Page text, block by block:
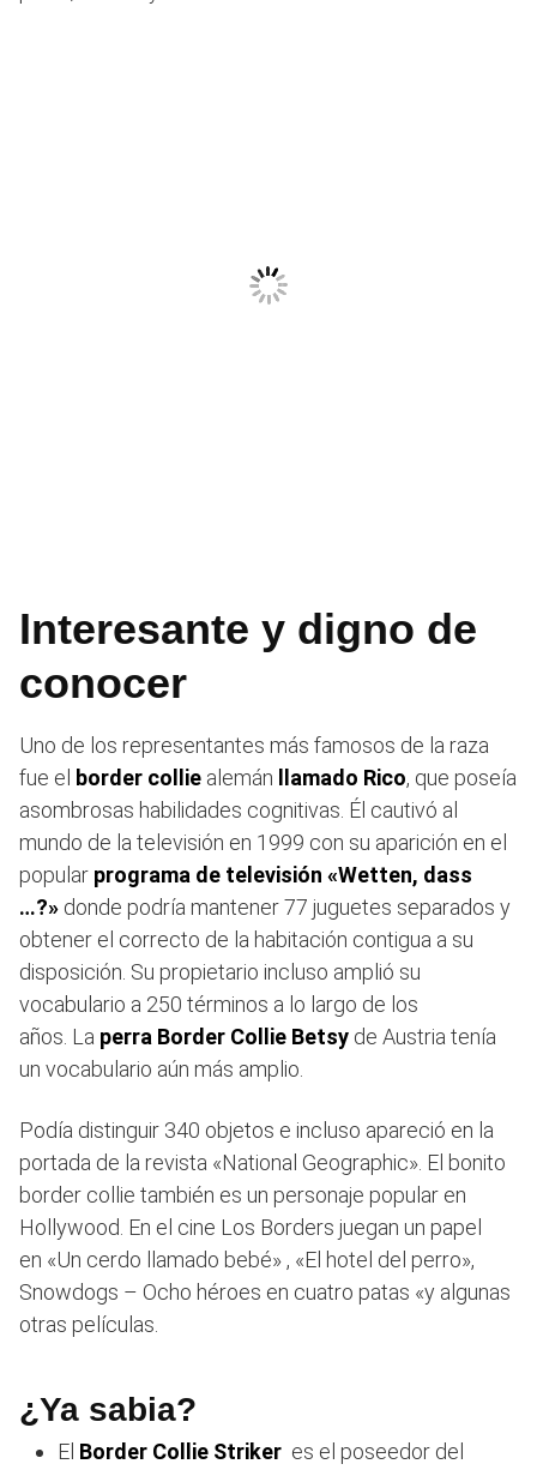
Interesante y digno de
conocer
Uno de los representantes más famosos de la raza
fue el border collie alemán llamado Rico, que poseía
asombrosas habilidades cognitivas. Él cautivó al
mundo de la televisión en 1999 con su aparición en el
popular programa de televisión «Wetten, dass
…?» donde podría mantener 77 juguetes separados y
obtener el correcto de la habitación contigua a su
disposición. Su propietario incluso amplió su
vocabulario a 250 términos a lo largo de los
años. La perra Border Collie Betsy de Austria tenía
un vocabulario aún más amplio.
Podía distinguir 340 objetos e incluso apareció en la
portada de la revista «National Geographic». El bonito
border collie también es un personaje popular en
Hollywood. En el cine Los Borders juegan un papel
en «Un cerdo llamado bebé» , «El hotel del perro»,
Snowdogs – Ocho héroes en cuatro patas «y algunas
otras películas.
¿Ya sabia?
El Border Collie Striker es el poseedor del